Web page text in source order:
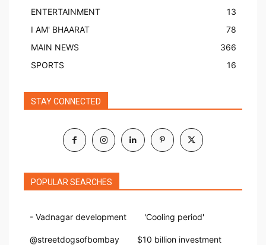
ENTERTAINMENT
13
I AM' BHAARAT
78
MAIN NEWS
366
SPORTS
16
STAY CONNECTED
POPULAR SEARCHES
- Vadnagar development 'Cooling period'
@streetdogsofbombay $10 billion investment